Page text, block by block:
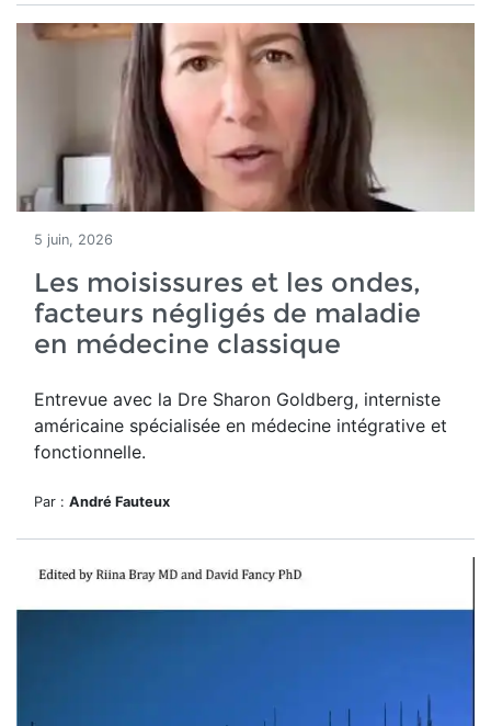
5 juin, 2026
Les moisissures et les ondes,
facteurs négligés de maladie
en médecine classique
Entrevue avec la Dre Sharon Goldberg, interniste
américaine spécialisée en médecine intégrative et
fonctionnelle.
Par : André Fauteux